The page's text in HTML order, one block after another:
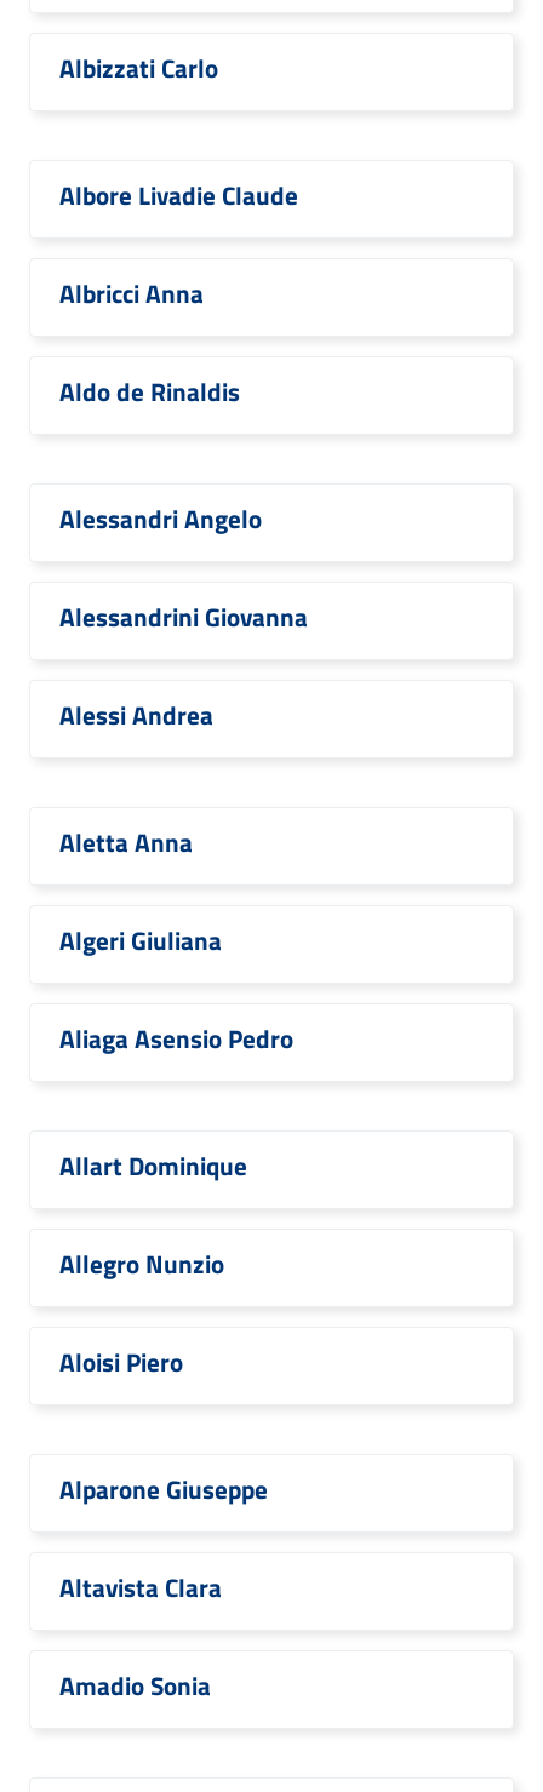
Albizzati Carlo
Albore Livadie Claude
Albricci Anna
Aldo de Rinaldis
Alessandri Angelo
Alessandrini Giovanna
Alessi Andrea
Aletta Anna
Algeri Giuliana
Aliaga Asensio Pedro
Allart Dominique
Allegro Nunzio
Aloisi Piero
Alparone Giuseppe
Altavista Clara
Amadio Sonia